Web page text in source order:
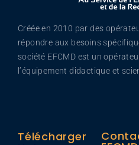
Créée en 2010 par des
répondre aux besoins
société EFCMD est un
l’équipement didactique et
Télécharger